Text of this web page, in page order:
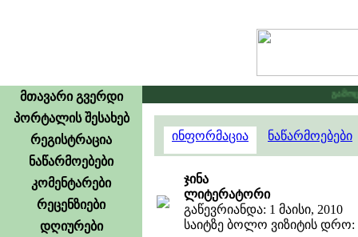
მთავარი გვერდი
პორტალის შესახებ
რეგისტრაცია
ნაწარმოებები
კომენტარები
რეცენზიები
დღიურები
ინფორმაცია ნაწარმოებები
ჯინა
ლიტერატორი
გაწევრიანდა: 1 მაისი, 2010
საიტზე ბოლო ვიზიტის დრო: